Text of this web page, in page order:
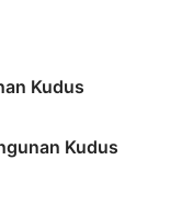
Kudus
Kudus